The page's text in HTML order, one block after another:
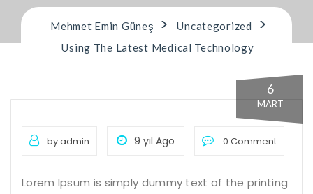
Mehmet Emin Güneş > Uncategorized >
Using The Latest Medical Technology
6
MART
by admin 9 yıl Ago 0 Comment
Lorem Ipsum is simply dummy text of the printing